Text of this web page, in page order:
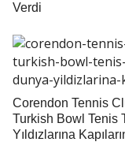
Verdi
Corendon Tennis
Turkish Bowl Tenis
Yıldızlarına